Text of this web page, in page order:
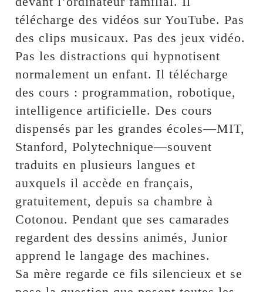
télécharge des vidéos sur YouTube. Pas
des clips musicaux. Pas des jeux vidéo.
Pas les distractions qui hypnotisent
normalement un enfant. Il télécharge
des cours : programmation, robotique,
intelligence artificielle. Des cours
dispensés par les grandes écoles—MIT,
Stanford, Polytechnique—souvent
traduits en plusieurs langues et
auxquels il accède en français,
gratuitement, depuis sa chambre à
Cotonou. Pendant que ses camarades
regardent des dessins animés, Junior
apprend le langage des machines.
Sa mère regarde ce fils silencieux et se